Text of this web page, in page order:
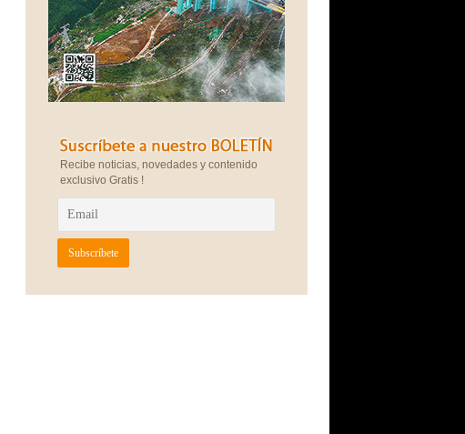
Recibe noticias, novedades y contenido
exclusivo Gratis !